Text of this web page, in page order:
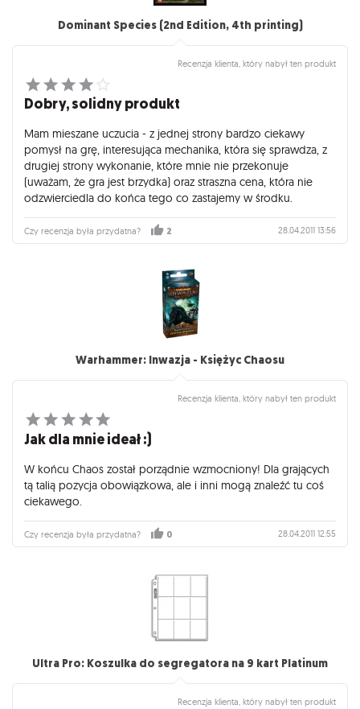
Dominant Species (2nd Edition, 4th printing)
Recenzja klienta, który nabył ten produkt
Dobry, solidny produkt
Mam mieszane uczucia - z jednej strony bardzo ciekawy
pomysł na grę, interesująca mechanika, która się sprawdza, z
drugiej strony wykonanie, które mnie nie przekonuje
(uważam, że gra jest brzydka) oraz straszna cena, która nie
odzwierciedla do końca tego co zastajemy w środku.
Czy recenzja była przydatna? 2 28.04.2011 13:56
Warhammer: Inwazja - Księżyc Chaosu
Recenzja klienta, który nabył ten produkt
Jak dla mnie ideał :)
W końcu Chaos został porządnie wzmocniony! Dla grających
tą talią pozycja obowiązkowa, ale i inni mogą znaleźć tu coś
ciekawego.
Czy recenzja była przydatna? 0 28.04.2011 12:55
Ultra Pro: Koszulka do segregatora na 9 kart Platinum
Recenzja klienta, który nabył ten produkt